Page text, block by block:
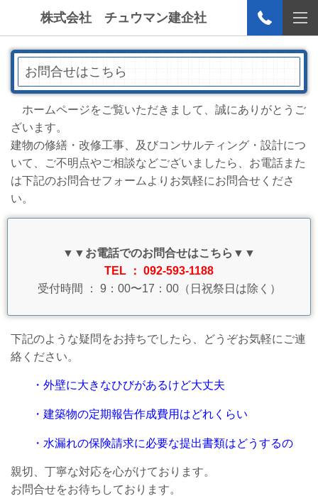
株式会社 チュウマン建企社
お問合せはこちら
ホームページをご覧いただきまして、誠にありがとうご
ざいます。
建物の修繕・改修工事、及びコンサルティング・設計につ
いて、ご不明点やご相談などございましたら、お電話また
は下記のお問合せフォームよりお気軽にお問合せくださ
い。
▼▼お電話でのお問合せはこちら▼▼
TEL ： 092-593-1188
受付時間 ： 9：00〜17：00（日祝祭日は除く）
下記のような疑問をお持ちでしたら、どうぞお気軽にご連
絡ください。
・外壁に大きなひびがあるけど大丈夫
・建築物の定期報告作成費用はどれくらい
・水漏れの保険請求に必要な提出書類はどうするの
親切、丁寧な対応を心がけております。
お問合せをお待ちしております。